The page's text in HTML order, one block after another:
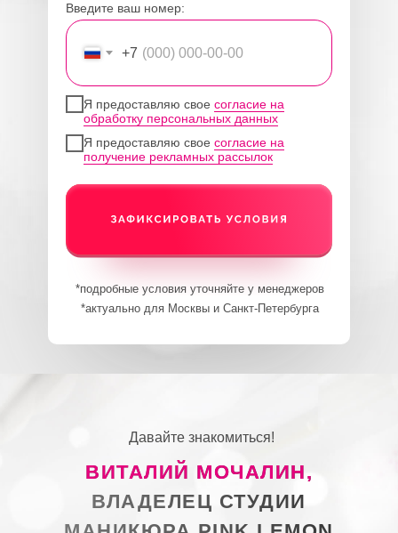
Введите ваш номер:
+7
Я предоставляю свое согласие на
обработку персональных данных
Я предоставляю свое согласие на
получение рекламных рассылок
*актуально для Москвы и Санкт-Петербурга
*подробные условия уточняйте у менеджеров
ВИТАЛИЙ МОЧАЛИН,
ВЛАДЕЛЕЦ СТУДИИ
Давайте знакомиться!